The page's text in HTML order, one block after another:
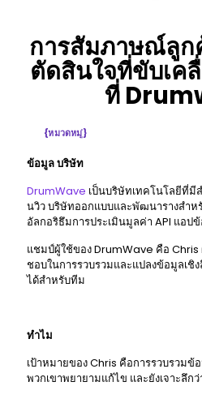
การสัมภาษณ์ลูก
ตัดสินใจที่ขับเค
ที่
{หมวดหมู่}
ข้อมูล บริษัท
DrumWave เป็นบริษัทเทคโนโลยีที่มี
นวิว บริษัทออกแบบและพัฒนารางสําห
อัลกอริธึมการประเมินมูลค่า API แอป
แชมป์ผู้ใช้ของ DrumWave คือ Chris
ชอบในการรวบรวมและแปลงข้อมูลเ
ได้สําหรับทีม
ทําไม
เป้าหมายของ Chris คือการรวบรวม
พวกเขาพยายามแก้ไข และยังเจาะลึก